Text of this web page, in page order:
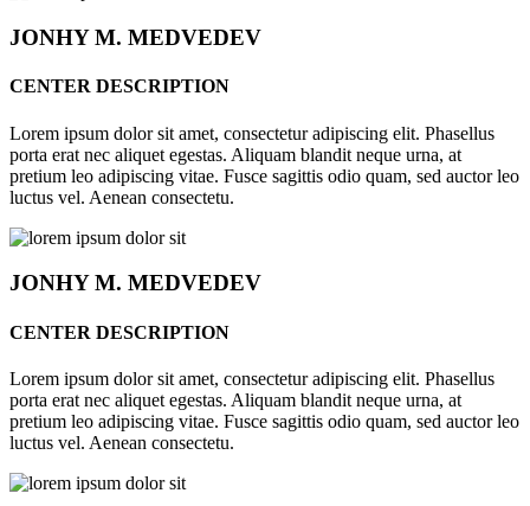
JONHYM. MEDVEDEV
CENTER DESCRIPTION
Lorem ipsum dolor sit amet, consectetur adipiscing elit. Phasellus
porta erat nec aliquet egestas. Aliquam blandit neque urna, at
pretium leo adipiscing vitae. Fusce sagittis odio quam, sed auctor leo
luctus vel. Aenean consectetu.
JONHYM. MEDVEDEV
CENTER DESCRIPTION
Lorem ipsum dolor sit amet, consectetur adipiscing elit. Phasellus
porta erat nec aliquet egestas. Aliquam blandit neque urna, at
pretium leo adipiscing vitae. Fusce sagittis odio quam, sed auctor leo
luctus vel. Aenean consectetu.